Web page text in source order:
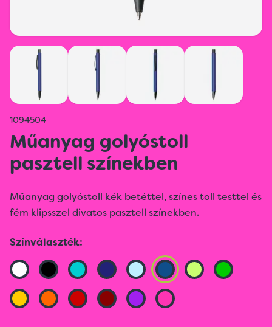
1094504
Műanyag golyóstoll
pasztell színekben
Műanyag golyóstoll kék betéttel, színes toll testtel és
fém klipsszel divatos pasztell színekben.
Színválaszték: